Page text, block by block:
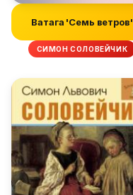
Ватага 'Семь ветров'
СИМОН СОЛОВЕЙЧИК